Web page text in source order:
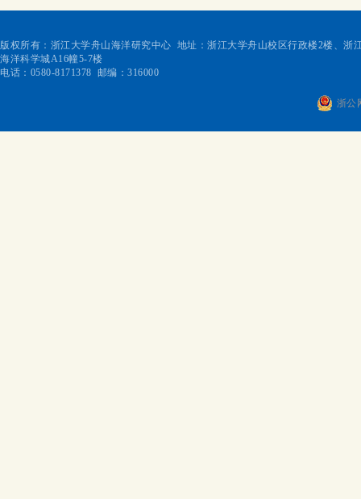
版权所有：浙江大学舟山海洋研究中心 地址：浙江大学舟山校区行政楼2楼、浙
海洋科学城A16幢5-7楼
电话：0580-8171378 邮编：316000
浙公